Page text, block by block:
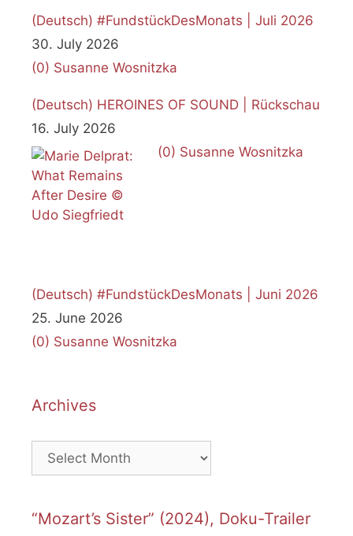
(Deutsch) #FundstückDesMonats | Juli 2026
30. July 2026
(0) Susanne Wosnitzka
(Deutsch) HEROINES OF SOUND | Rückschau
16. July 2026
(0) Susanne Wosnitzka
(Deutsch) #FundstückDesMonats | Juni 2026
25. June 2026
(0) Susanne Wosnitzka
Archives
Archives
“Mozart’s Sister” (2024), Doku-Trailer